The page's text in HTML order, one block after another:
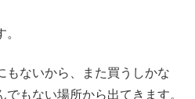
もないから、また買うしかな
もない場所から出てきます。